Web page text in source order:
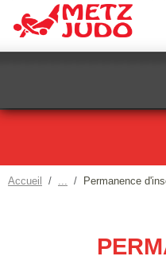
Accueil Permanence
Panneau de gestion des